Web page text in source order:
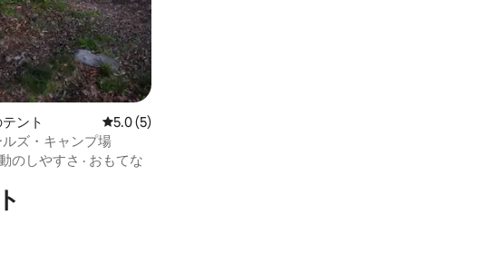
の平均評価
ント レビュー5件、5つ星中5.0つ星の平均評価
5.0 (5)
ズ・キャンプ場
のしやすさ · おもてな